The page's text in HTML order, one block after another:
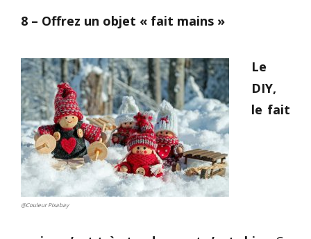
8 – Offrez un objet « fait mains »
@Couleur Pixabay
Le
DIY,
le fait